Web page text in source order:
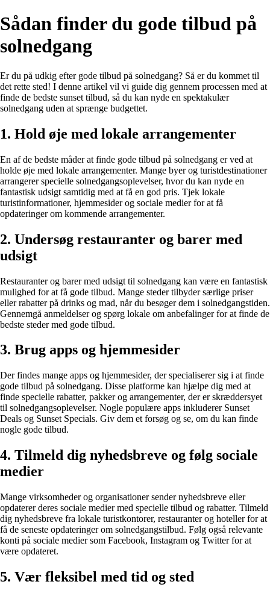
Sådan finder du gode tilbud på
solnedgang
Er du på udkig efter gode tilbud på solnedgang? Så er du kommet til
det rette sted! I denne artikel vil vi guide dig gennem processen med at
finde de bedste sunset tilbud, så du kan nyde en spektakulær
solnedgang uden at sprænge budgettet.
1. Hold øje med lokale arrangementer
En af de bedste måder at finde gode tilbud på solnedgang er ved at
holde øje med lokale arrangementer. Mange byer og turistdestinationer
arrangerer specielle solnedgangsoplevelser, hvor du kan nyde en
fantastisk udsigt samtidig med at få en god pris. Tjek lokale
turistinformationer, hjemmesider og sociale medier for at få
opdateringer om kommende arrangementer.
2. Undersøg restauranter og barer med
udsigt
Restauranter og barer med udsigt til solnedgang kan være en fantastisk
mulighed for at få gode tilbud. Mange steder tilbyder særlige priser
eller rabatter på drinks og mad, når du besøger dem i solnedgangstiden.
Gennemgå anmeldelser og spørg lokale om anbefalinger for at finde de
bedste steder med gode tilbud.
3. Brug apps og hjemmesider
Der findes mange apps og hjemmesider, der specialiserer sig i at finde
gode tilbud på solnedgang. Disse platforme kan hjælpe dig med at
finde specielle rabatter, pakker og arrangementer, der er skræddersyet
til solnedgangsoplevelser. Nogle populære apps inkluderer Sunset
Deals og Sunset Specials. Giv dem et forsøg og se, om du kan finde
nogle gode tilbud.
4. Tilmeld dig nyhedsbreve og følg sociale
medier
Mange virksomheder og organisationer sender nyhedsbreve eller
opdaterer deres sociale medier med specielle tilbud og rabatter. Tilmeld
dig nyhedsbreve fra lokale turistkontorer, restauranter og hoteller for at
få de seneste opdateringer om solnedgangstilbud. Følg også relevante
konti på sociale medier som Facebook, Instagram og Twitter for at
være opdateret.
5. Vær fleksibel med tid og sted